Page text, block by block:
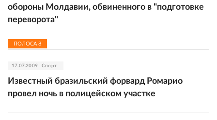
обороны Молдавии, обвиненного в "подготовке
переворота"
ПОЛОСА 8
17.07.2009 Спорт
Известный бразильский форвард Ромарио
провел ночь в полицейском участке